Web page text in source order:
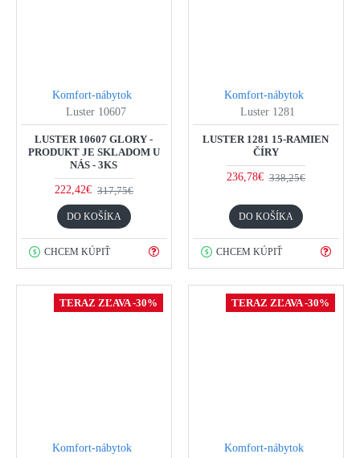
Komfort-nábytok
Luster 10607
LUSTER 10607 GLORY -
PRODUKT JE SKLADOM U
NÁS - 3KS
222,42€ 317,75€
DO KOŠÍKA
CHCEM KÚPIŤ
Komfort-nábytok
Luster 1281
LUSTER 1281 15-RAMIEN
ČÍRY
236,78€ 338,25€
DO KOŠÍKA
CHCEM KÚPIŤ
TERAZ ZĽAVA -30%
Komfort-nábytok
TERAZ ZĽAVA -30%
Komfort-nábytok